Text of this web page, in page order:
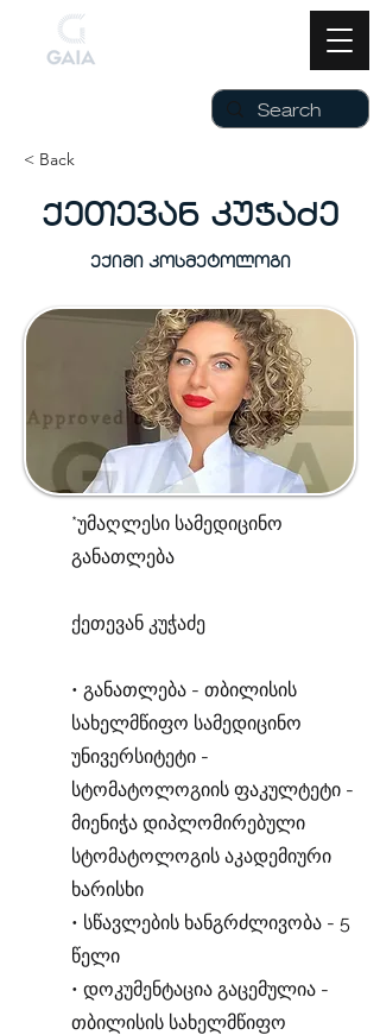
< Back
ქეთევან კუჭაძე
ექიმი კოსმეტოლოგი
*უმაღლესი სამედიცინო
განათლება
ქეთევან კუჭაძე
• განათლება - თბილისის
სახელმწიფო სამედიცინო
უნივერსიტეტი -
სტომატოლოგიის ფაკულტეტი -
მიენიჭა დიპლომირებული
სტომატოლოგის აკადემიური
ხარისხი
• სწავლების ხანგრძლივობა - 5
წელი
• დოკუმენტაცია გაცემულია -
თბილისის სახელმწიფო